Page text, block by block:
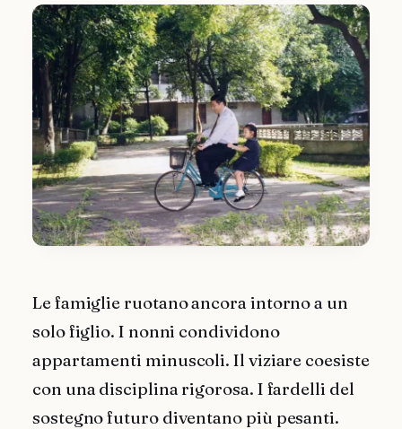
Le famiglie ruotano ancora intorno a un
solo figlio. I nonni condividono
appartamenti minuscoli. Il viziare coesiste
con una disciplina rigorosa. I fardelli del
sostegno futuro diventano più pesanti.